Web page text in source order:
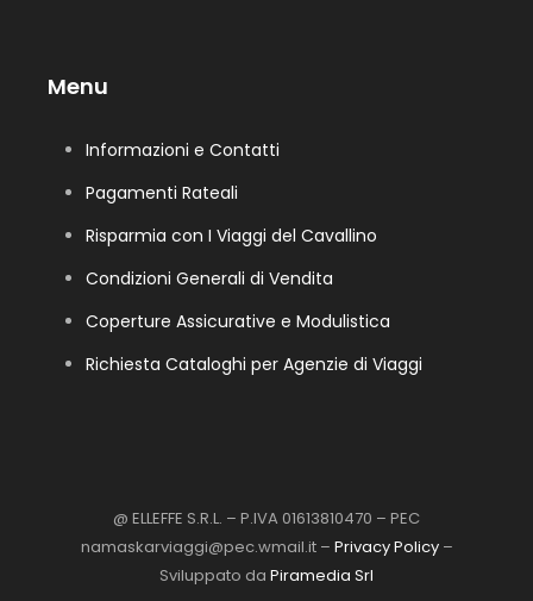
Menu
Informazioni e Contatti
Pagamenti Rateali
Risparmia con I Viaggi del Cavallino
Condizioni Generali di Vendita
Coperture Assicurative e Modulistica
Richiesta Cataloghi per Agenzie di Viaggi
@ ELLEFFE S.R.L. – P.IVA 01613810470 – PEC
namaskarviaggi@pec.wmail.it – Privacy Policy–
Sviluppato da Piramedia Srl